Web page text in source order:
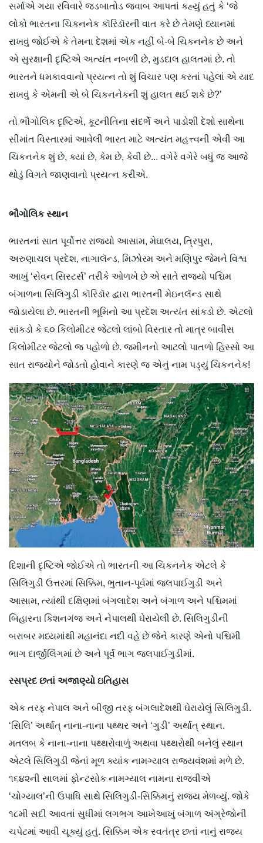
સર્માએ ગયા રવિવારે જડબાતોડ જવાબ આપતાં કહ્યું હતું કે ‘જે
લોકો ભારતના ચિકનનેક કૉરિડૉરની વાત કરે છે તેમણે ધ્યાનમાં
રાખવું જોઈએ કે તેમના દેશમાં એક નહીં બે-બે ચિકનનેક છે અને
એ સુરક્ષાની દૃષ્ટિએ અત્યંત નબળી છે, મુડદાલ હાલતમાં છે. તો
ભારતને ધમકાવવાનો પ્રયત્ન તો શું વિચાર પણ કરતાં પહેલાં એ યાદ
રાખવું કે એમની એ બે ચિકનનેકની શું હાલત થઈ શકે છે?’
તો ભૌગોલિક દૃષ્ટિએ, કૂટનીતિના સંદર્ભે અને પાડોશી દેશો સાથેના
સીમાંત વિસ્તારમાં આવેલી ભારત માટે અત્યંત મહત્ત્વની એવી આ
ચિકનનેક શું છે, ક્યાં છે, કેમ છે, કેવી છે... વગેરે વગેરે બધું જ આજે
થોડું વિગતે જાણવાનો પ્રયત્ન કરીએ.
ભૌગોલિક સ્થાન
ભારતનાં સાત પૂર્વોત્તર રાજ્યો આસામ, મેઘાલય, ત્રિપુરા,
અરુણાચલ પ્રદેશ, નાગાલૅન્ડ, મિઝોરમ અને મણિપુર જેમને વિશ્વ
આખું ‘સેવન સિસ્ટર્સ’ તરીકે ઓળખે છે એ સાતે રાજ્યો પશ્ચિમ
બંગાળના સિલિગુડી કૉરિડૉર દ્વારા ભારતની મેઇનલૅન્ડ સાથે
જોડાયેલા છે. ભારતની ભૂમિનો આ પ્રદેશ અત્યંત સાંકડો છે. એટલો
સાંકડો કે ૬૦ કિલોમીટર જેટલો લાંબો વિસ્તાર તો માત્ર બાવીસ
કિલોમીટર જેટલો જ પહોળો છે. જમીનનો આટલો પાતળો હિસ્સો આ
સાત રાજ્યોને જોડતો હોવાને કારણે જ એનું નામ પડ્યું ચિકનનેક!
દિશાની દૃષ્ટિએ જોઈએ તો ભારતની આ ચિકનનેક એટલે કે
સિલિગુડી ઉત્તરમાં સિક્કિમ, ભુતાન-પૂર્વમાં જલપાઈગુડી અને
આસામ, ત્યાંથી દક્ષિણમાં બંગલાદેશ અને બંગાળ અને પશ્ચિમમાં
બિહારના કિશનગંજ અને નેપાલથી ઘેરાયેલી છે. સિલિગુડીની
બરાબર મધ્યમાંથી મહાનંદા નદી વહે છે જેને કારણે એનો પશ્ચિમી
ભાગ દાર્જીલિંગમાં છે અને પૂર્વ ભાગ જલપાઈગુડીમાં.
રસપ્રદ છતાં અજાણ્યો ઇતિહાસ
એક તરફ નેપાલ અને બીજી તરફ બંગલાદેશથી ઘેરાયેલું સિલિગુડી.
‘સિલિ’ અર્થાત્ નાના-નાના પથ્થર અને ‘ગુડી’ અર્થાત્ સ્થાન.
મતલબ કે નાના-નાના પથ્થરોવાળું અથવા પથ્થરોથી બનેલું સ્થાન
એટલે સિલિગુડી જેનાં મૂળ ક્યાંક નામગ્યાલ રાજ્યવંશમાં મળે છે.
૧૬૪૨ની સાલમાં ફોન્ટસોક નામગ્યાલ નામના રાજવીએ
‘ચોગ્યાલ’ની ઉપાધિ સાથે સિલિગુડી-સિક્કિમનું રાજ્ય મેળવ્યું. જોકે
૧૮મી સદી આવતાં સુધીમાં લગભગ આખેઆખું બંગાળ અંગ્રેજોની
ચપેટમાં આવી ચૂક્યું હતું. સિક્કિમ એક સ્વતંત્ર છતાં નાનું રાજ્ય